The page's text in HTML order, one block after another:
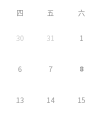
四 五 六
30 31 1
6 7 8
13 14 15